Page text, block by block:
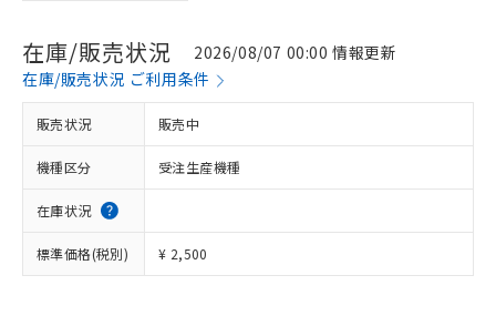
在庫/販売状況
2026/08/07 00:00 情報更新
在庫/販売状況 ご利用条件
販売状況 販売中
機種区分 受注生産機種
在庫状況
標準価格(税別) ¥ 2,500